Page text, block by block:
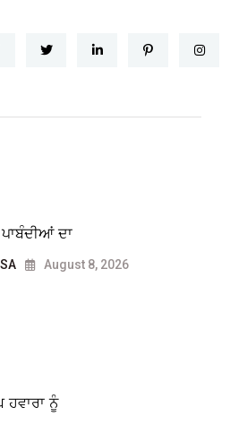
ਦਾ
August 8, 2026
ਨੂੰ